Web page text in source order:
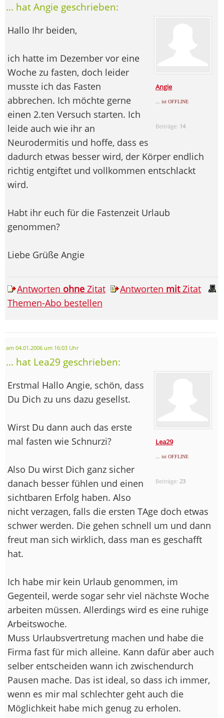
... hat Angie geschrieben:
Angie
... ist OFFLINE
Beiträge: 14
Hallo Ihr beiden,
ich hatte im Dezember vor eine
Woche zu fasten, doch leider
musste ich das Fasten
abbrechen. Ich möchte gerne
einen 2.ten Versuch starten. Ich
leide auch wie ihr an
Neurodermitis und hoffe, dass es
dadurch etwas besser wird, der Körper endlich
richtig entgiftet und vollkommen entschlackt
wird.
Habt ihr euch für die Fastenzeit Urlaub
genommen?
Liebe Grüße Angie
Antworten ohne Zitat Antworten mitZitat
Themen-Abo bestellen
am 04.01.2006 um 16:03 Uhr
... hat Lea29 geschrieben:
Lea29
... ist OFFLINE
Beiträge: 23
Erstmal Hallo Angie, schön, dass
Du Dich zu uns dazu gesellst.
Wirst Du dann auch das erste
mal fasten wie Schnurzi?
Also Du wirst Dich ganz sicher
danach besser fühlen und einen
sichtbaren Erfolg haben. Also
nicht verzagen, falls die ersten TAge doch etwas
schwer werden. Die gehen schnell um und dann
freut man sich wirklich, dass man es geschafft
hat.
Ich habe mir kein Urlaub genommen, im
Gegenteil, werde sogar sehr viel nächste Woche
arbeiten müssen. Allerdings wird es eine ruhige
Arbeitswoche.
Muss Urlaubsvertretung machen und habe die
Firma fast für mich alleine. Kann dafür aber auch
selber entscheiden wann ich zwischendurch
Pausen mache. Das ist ideal, so dass ich immer,
wenn es mir mal schlechter geht auch die
Möglichkeit habe mich genug zu erholen.